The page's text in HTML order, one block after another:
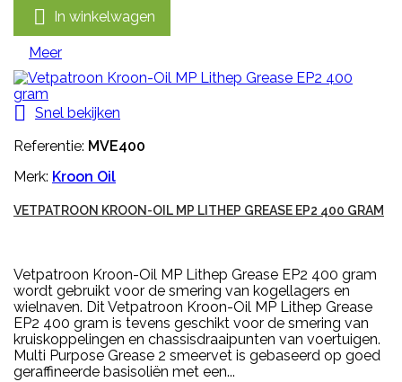
 In winkelwagen
Meer

Snel bekijken
Referentie: MVE400
Merk: Kroon Oil
VETPATROON KROON-OIL MP LITHEP GREASE EP2 400 GRAM
Vetpatroon Kroon-Oil MP Lithep Grease EP2 400 gram
wordt gebruikt voor de smering van kogellagers en
wielnaven. Dit Vetpatroon Kroon-Oil MP Lithep Grease
EP2 400 gram is tevens geschikt voor de smering van
kruiskoppelingen en chassisdraaipunten van voertuigen.
Multi Purpose Grease 2 smeervet is gebaseerd op goed
geraffineerde basisoliën met een...